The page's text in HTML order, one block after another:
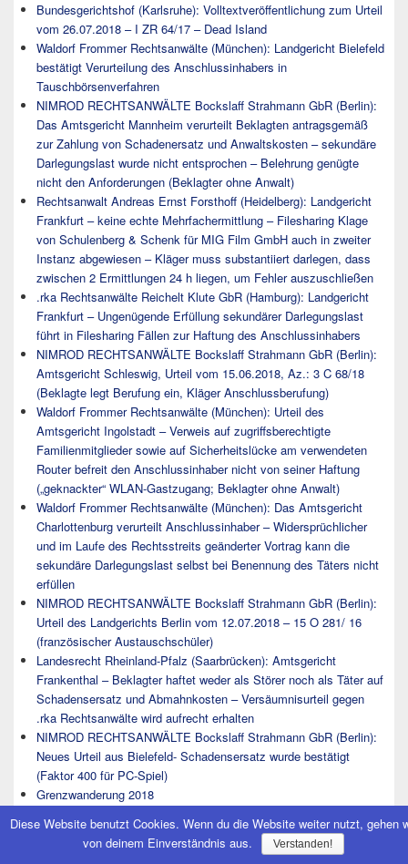
Bundesgerichtshof (Karlsruhe): Volltextveröffentlichung zum Urteil
vom 26.07.2018 – I ZR 64/17 – Dead Island
Waldorf Frommer Rechtsanwälte (München): Landgericht Bielefeld
bestätigt Verurteilung des Anschlussinhabers in
Tauschbörsenverfahren
NIMROD RECHTSANWÄLTE Bockslaff Strahmann GbR (Berlin):
Das Amtsgericht Mannheim verurteilt Beklagten antragsgemäß
zur Zahlung von Schadenersatz und Anwaltskosten – sekundäre
Darlegungslast wurde nicht entsprochen – Belehrung genügte
nicht den Anforderungen (Beklagter ohne Anwalt)
Rechtsanwalt Andreas Ernst Forsthoff (Heidelberg): Landgericht
Frankfurt – keine echte Mehrfachermittlung – Filesharing Klage
von Schulenberg & Schenk für MIG Film GmbH auch in zweiter
Instanz abgewiesen – Kläger muss substantiiert darlegen, dass
zwischen 2 Ermittlungen 24 h liegen, um Fehler auszuschließen
.rka Rechtsanwälte Reichelt Klute GbR (Hamburg): Landgericht
Frankfurt – Ungenügende Erfüllung sekundärer Darlegungslast
führt in Filesharing Fällen zur Haftung des Anschlussinhabers
NIMROD RECHTSANWÄLTE Bockslaff Strahmann GbR (Berlin):
Amtsgericht Schleswig, Urteil vom 15.06.2018, Az.: 3 C 68/18
(Beklagte legt Berufung ein, Kläger Anschlussberufung)
Waldorf Frommer Rechtsanwälte (München): Urteil des
Amtsgericht Ingolstadt – Verweis auf zugriffsberechtigte
Familienmitglieder sowie auf Sicherheitslücke am verwendeten
Router befreit den Anschlussinhaber nicht von seiner Haftung
(„geknackter“ WLAN-Gastzugang; Beklagter ohne Anwalt)
Waldorf Frommer Rechtsanwälte (München): Das Amtsgericht
Charlottenburg verurteilt Anschlussinhaber – Widersprüchlicher
und im Laufe des Rechtsstreits geänderter Vortrag kann die
sekundäre Darlegungslast selbst bei Benennung des Täters nicht
erfüllen
NIMROD RECHTSANWÄLTE Bockslaff Strahmann GbR (Berlin):
Urteil des Landgerichts Berlin vom 12.07.2018 – 15 O 281/ 16
(französischer Austauschschüler)
Landesrecht Rheinland-Pfalz (Saarbrücken): Amtsgericht
Frankenthal – Beklagter haftet weder als Störer noch als Täter auf
Schadensersatz und Abmahnkosten – Versäumnisurteil gegen
.rka Rechtsanwälte wird aufrecht erhalten
NIMROD RECHTSANWÄLTE Bockslaff Strahmann GbR (Berlin):
Neues Urteil aus Bielefeld- Schadensersatz wurde bestätigt
(Faktor 400 für PC-Spiel)
Grenzwanderung 2018
Charlottenburg verurteilt Anschlussinhaber einer
Wohngemeinschaft – Bloßer Verweis auf weitere
Diese Website benutzt Cookies. Wenn du die Website weiter nutzt, gehen
von deinem Einverständnis aus.
Verstanden!